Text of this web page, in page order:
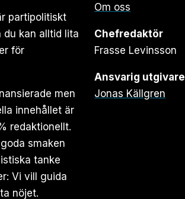
partipolitiskt
du kan alltid lita
för
men
innehållet är
redaktionellt.
smaken
tanke
Vi vill guida
nöjet.
Om oss
Chefredaktör
Frasse Levinsson
Ansvarig utgivare
Jonas Källgren